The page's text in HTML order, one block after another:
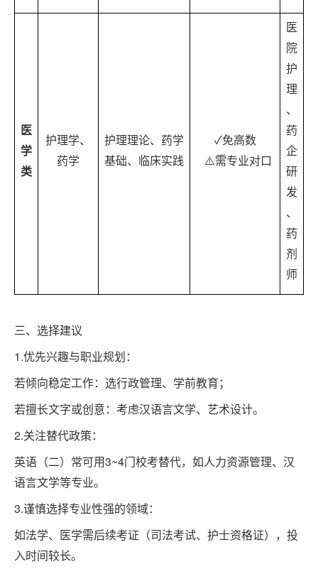
医
学
类
护理学、
药学
护理理论、药学
基础、临床实践
✓免高数
⚠️需专业对口
医
院
护
理
、
药
企
研
发
、
药
剂
师
三、选择建议
1.优先兴趣与职业规划：
若倾向稳定工作：选行政管理、学前教育；
若擅长文字或创意：考虑汉语言文学、艺术设计。
2.关注替代政策：
英语（二）常可用3~4门校考替代，如人力资源管理、汉
语言文学等专业。
3.谨慎选择专业性强的领域：
如法学、医学需后续考证（司法考试、护士资格证），投
入时间较长。